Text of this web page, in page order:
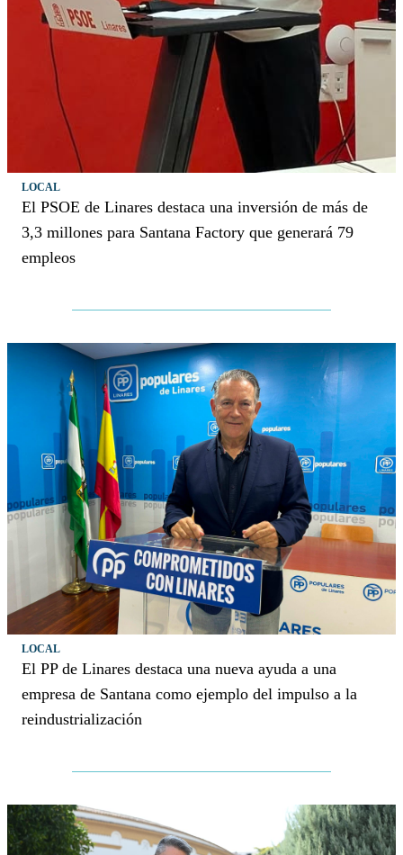
LOCAL
El PSOE de Linares destaca una inversión de más de
3,3 millones para Santana Factory que generará 79
empleos
LOCAL
El PP de Linares destaca una nueva ayuda a una
empresa de Santana como ejemplo del impulso a la
reindustrialización